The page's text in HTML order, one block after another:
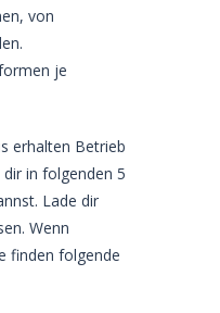
von
je
in folgenden 5
Lade dir
Wenn
finden folgende